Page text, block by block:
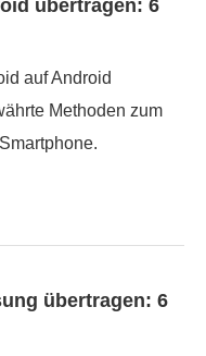
übertragen: 6
auf Android
Methoden zum
übertragen: 6